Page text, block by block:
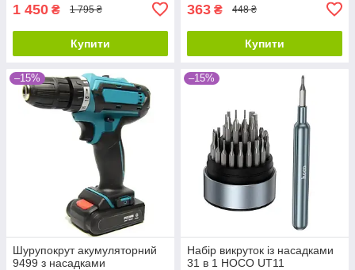
1 450 ₴ 1 795 ₴
Купити
363 ₴ 448 ₴
Купити
–15%
Шурупокрут акумуляторний
9499 з насадками
–15%
Набір викруток із насадками
31 в 1 HOCO UT11